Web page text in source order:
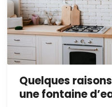
Quelques
une fontaine